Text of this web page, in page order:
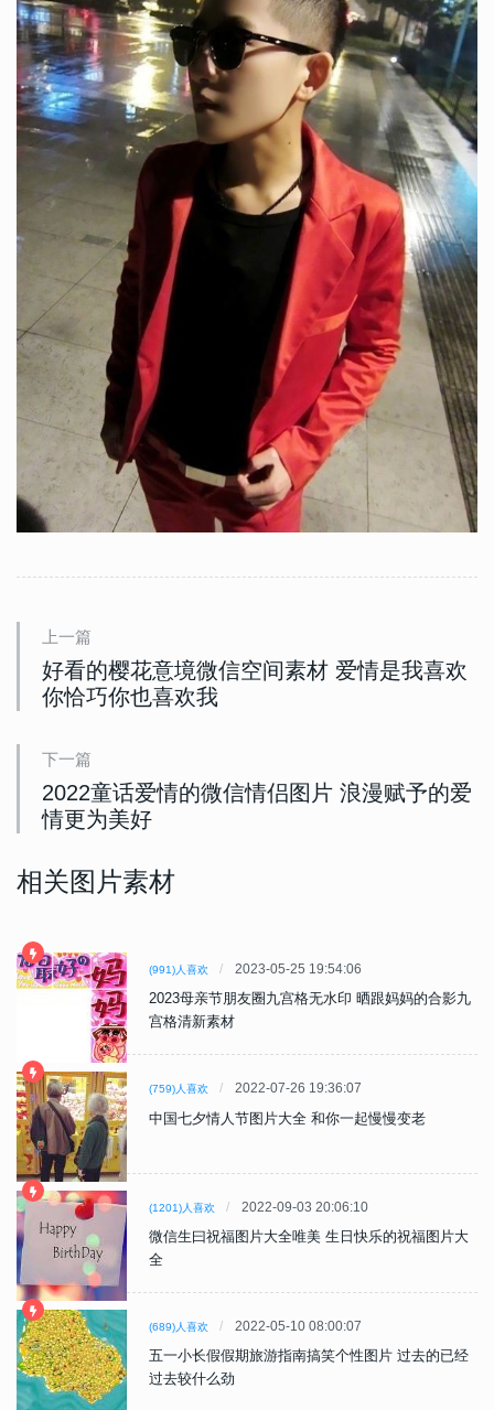
上一篇
好看的樱花意境微信空间素材 爱情是我喜欢
你恰巧你也喜欢我
下一篇
2022童话爱情的微信情侣图片 浪漫赋予的爱
情更为美好
相关图片素材
(991)人喜欢 2023-05-25 19:54:06
2023母亲节朋友圈九宫格无水印 晒跟妈妈的合影九
宫格清新素材
(759)人喜欢 2022-07-26 19:36:07
中国七夕情人节图片大全 和你一起慢慢变老
(1201)人喜欢 2022-09-03 20:06:10
微信生曰祝福图片大全唯美 生日快乐的祝福图片大
全
(689)人喜欢 2022-05-10 08:00:07
五一小长假假期旅游指南搞笑个性图片 过去的已经
过去较什么劲